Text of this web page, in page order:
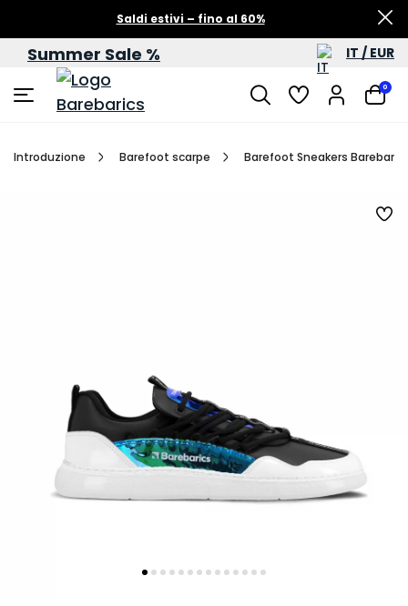
Saldi estivi – fino al 60%
Summer Sale % IT / EUR
0
Introduzione Barefoot scarpe Barefoot Sneakers